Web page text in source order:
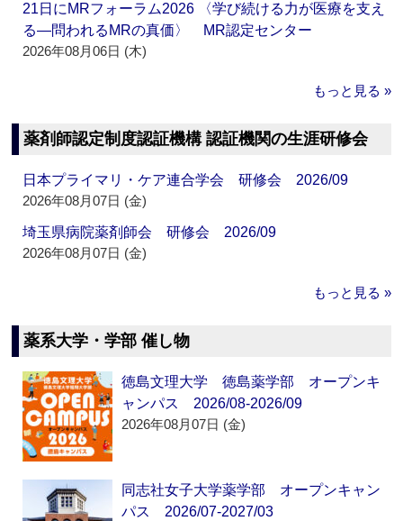
21日にMRフォーラム2026 〈学び続ける力が医療を支え
る―問われるMRの真価〉 MR認定センター
2026年08月06日 (木)
もっと見る »
薬剤師認定制度認証機構 認証機関の生涯研修会
日本プライマリ・ケア連合学会 研修会 2026/09
2026年08月07日 (金)
埼玉県病院薬剤師会 研修会 2026/09
2026年08月07日 (金)
もっと見る »
薬系大学・学部 催し物
徳島文理大学 徳島薬学部 オープンキ
ャンパス 2026/08-2026/09
2026年08月07日 (金)
同志社女子大学薬学部 オープンキャン
パス 2026/07-2027/03